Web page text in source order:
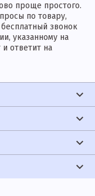
проще простого.
по товару,
бесплатный звонок
указанному на
ответит на